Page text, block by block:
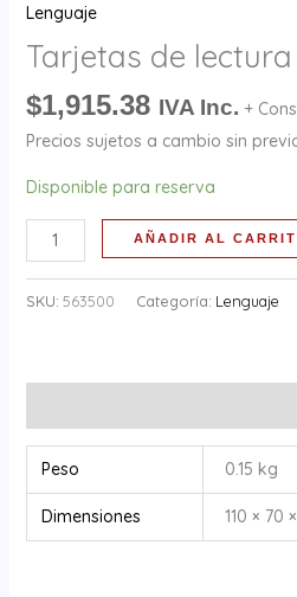
Lenguaje
Tarjetas de
$1,915.38 IVA Inc. +
Precios sujetos a cambio sin
Disponible para reserva
cantidad
AÑADIR AL
SKU: 563500 Categoría: Lenguaje
Peso 0.15 kg
Dimensiones 110 × 70